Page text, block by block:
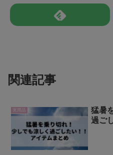
関連記事
実用品
猛暑
過ご